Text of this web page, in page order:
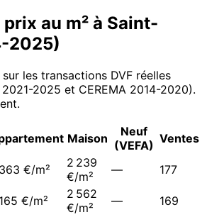
au m² à Saint-
-2025)
les transactions DVF réelles
2025 et CEREMA 2014-2020).
Maison
Neuf
(VEFA) Ventes
€/m²
2 239
€/m²
— 177
€/m²
2 562
€/m²
— 169